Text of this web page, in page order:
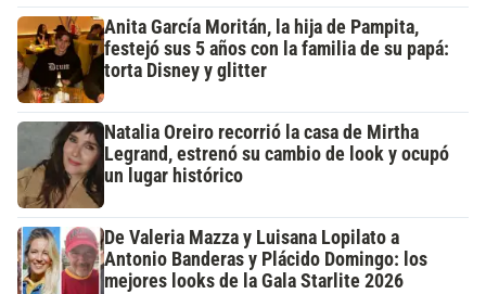
Anita García Moritán, la hija de Pampita,
festejó sus 5 años con la familia de su papá:
torta Disney y glitter
Natalia Oreiro recorrió la casa de Mirtha
Legrand, estrenó su cambio de look y ocupó
un lugar histórico
De Valeria Mazza y Luisana Lopilato a
Antonio Banderas y Plácido Domingo: los
mejores looks de la Gala Starlite 2026